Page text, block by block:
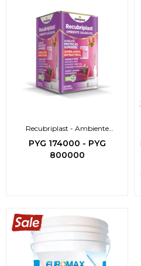
Recubriplast - Ambiente
Saludable
PYG 174000 - PYG
800000